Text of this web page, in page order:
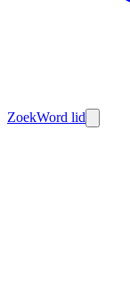
ZoekWord lid